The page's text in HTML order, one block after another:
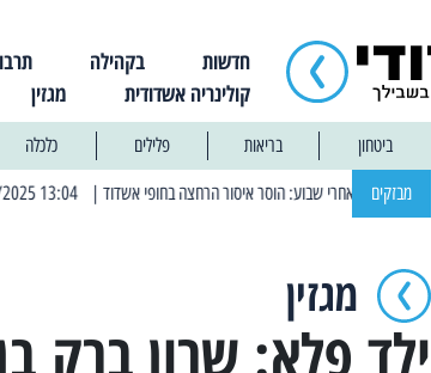
חדשות בקהילה
קולינריה אשדודית
מגזין
ביטחון בריאות פלילים כלכלה
מבזקים | 13:04 14/01/2025 עובדים בלילות: עבודות קרצוף וריבוד אספלט
מגזין